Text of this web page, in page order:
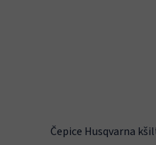
Čepice Husqvarna